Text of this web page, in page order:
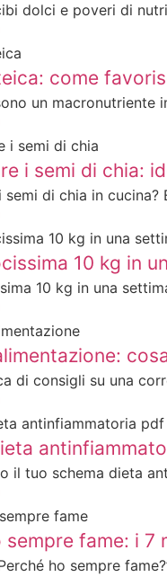
dolci e poveri di
come
un macronutriente
i semi di chia:
semi di chia in
10 kg in
10 kg in una
di consigli su una
il tuo schema dieta
sempre fame: i
ho sempre